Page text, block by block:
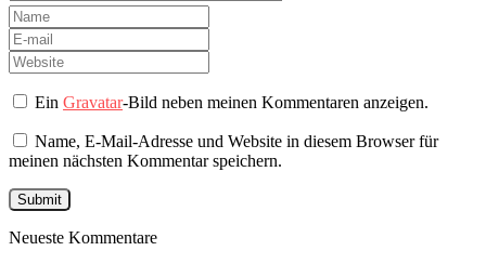
EinGravatar-Bild neben meinen Kommentaren anzeigen.
Name, E-Mail-Adresse und Website in diesem Browser für
meinen nächsten Kommentar speichern.
Neueste Kommentare